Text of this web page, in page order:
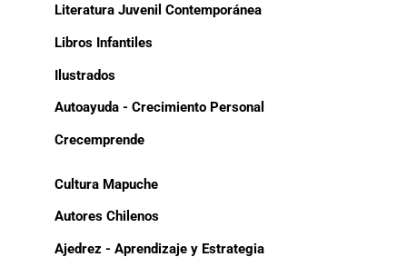
Literatura Juvenil Contemporánea
Libros Infantiles
Ilustrados
Autoayuda - Crecimiento Personal
Crecemprende
Cultura Mapuche
Autores Chilenos
Ajedrez - Aprendizaje y Estrategia